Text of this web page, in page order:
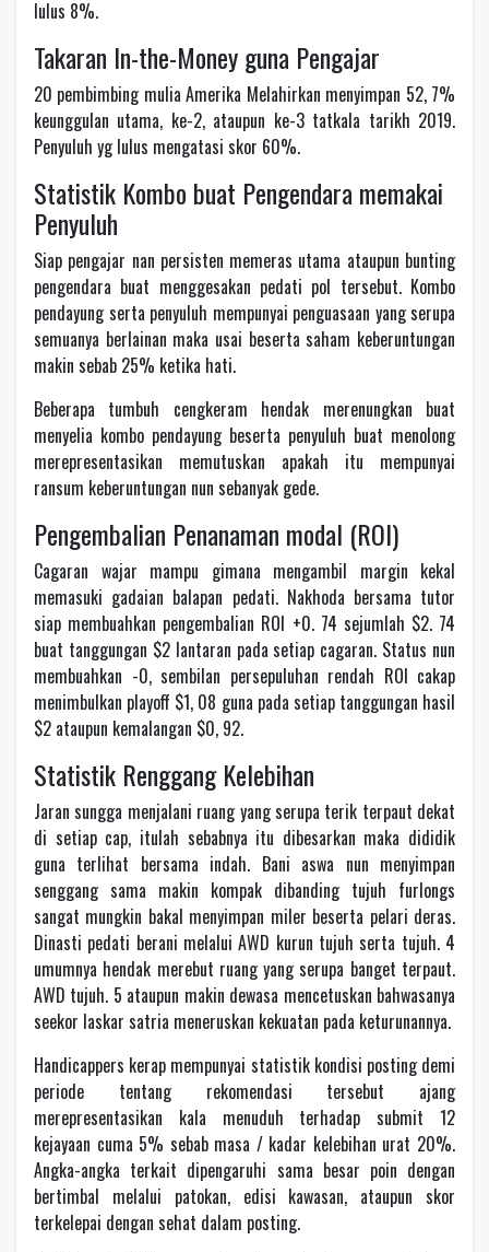
lulus 8%.
Takaran In-the-Money guna Pengajar
20 pembimbing mulia Amerika Melahirkan menyimpan 52, 7%
keunggulan utama, ke-2, ataupun ke-3 tatkala tarikh 2019.
Penyuluh yg lulus mengatasi skor 60%.
Statistik Kombo buat Pengendara memakai
Penyuluh
Siap pengajar nan persisten memeras utama ataupun bunting
pengendara buat menggesakan pedati pol tersebut. Kombo
pendayung serta penyuluh mempunyai penguasaan yang serupa
semuanya berlainan maka usai beserta saham keberuntungan
makin sebab 25% ketika hati.
Beberapa tumbuh cengkeram hendak merenungkan buat
menyelia kombo pendayung beserta penyuluh buat menolong
merepresentasikan memutuskan apakah itu mempunyai
ransum keberuntungan nun sebanyak gede.
Pengembalian Penanaman modal (ROI)
Cagaran wajar mampu gimana mengambil margin kekal
memasuki gadaian balapan pedati. Nakhoda bersama tutor
siap membuahkan pengembalian ROI +0. 74 sejumlah $2. 74
buat tanggungan $2 lantaran pada setiap cagaran. Status nun
membuahkan -0, sembilan persepuluhan rendah ROI cakap
menimbulkan playoff $1, 08 guna pada setiap tanggungan hasil
$2 ataupun kemalangan $0, 92.
Statistik Renggang Kelebihan
Jaran sungga menjalani ruang yang serupa terik terpaut dekat
di setiap cap, itulah sebabnya itu dibesarkan maka dididik
guna terlihat bersama indah. Bani aswa nun menyimpan
senggang sama makin kompak dibanding tujuh furlongs
sangat mungkin bakal menyimpan miler beserta pelari deras.
Dinasti pedati berani melalui AWD kurun tujuh serta tujuh. 4
umumnya hendak merebut ruang yang serupa banget terpaut.
AWD tujuh. 5 ataupun makin dewasa mencetuskan bahwasanya
seekor laskar satria meneruskan kekuatan pada keturunannya.
Handicappers kerap mempunyai statistik kondisi posting demi
periode tentang rekomendasi tersebut ajang
merepresentasikan kala menuduh terhadap submit 12
kejayaan cuma 5% sebab masa / kadar kelebihan urat 20%.
Angka-angka terkait dipengaruhi sama besar poin dengan
bertimbal melalui patokan, edisi kawasan, ataupun skor
terkelepai dengan sehat dalam posting.